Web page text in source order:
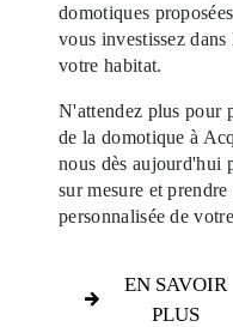
domotiques
vous investissez
votre habitat.
N'attendez plus pour
de la domotique à
nous dès aujourd'hui
sur mesure et
personnalisée de
EN SAVOIR
PLUS